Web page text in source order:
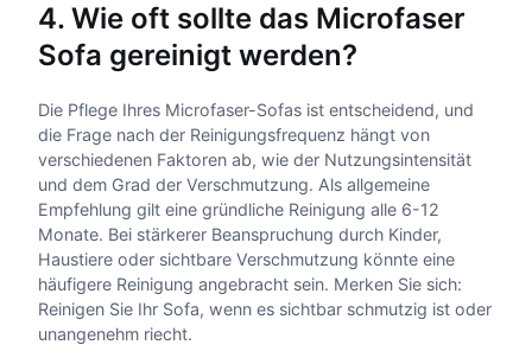
4. Wie oft sollte das Microfaser
Sofa gereinigt werden?
Die Pflege Ihres Microfaser-Sofas ist entscheidend, und
die Frage nach der Reinigungsfrequenz hängt von
verschiedenen Faktoren ab, wie der Nutzungsintensität
und dem Grad der Verschmutzung. Als allgemeine
Empfehlung gilt eine gründliche Reinigung alle 6-12
Monate. Bei stärkerer Beanspruchung durch Kinder,
Haustiere oder sichtbare Verschmutzung könnte eine
häufigere Reinigung angebracht sein. Merken Sie sich:
Reinigen Sie Ihr Sofa, wenn es sichtbar schmutzig ist oder
unangenehm riecht.